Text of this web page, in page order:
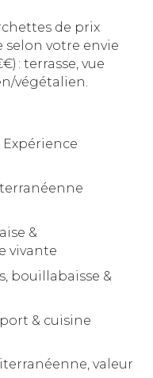
de prix
selon votre envie
: terrasse, vue
végétalien.
Expérience
&
vivante
bouillabaisse &
& cuisine
valeur